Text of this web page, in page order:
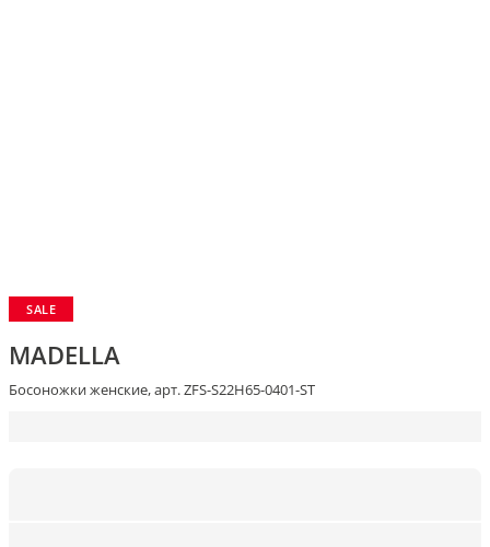
SALE
MADELLA
Босоножки женские, арт. ZFS-S22H65-0401-ST